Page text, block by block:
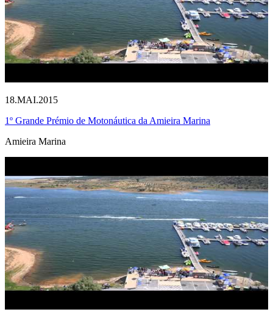
18.MAI.2015
1º Grande Prémio de Motonáutica da Amieira Marina
Amieira Marina